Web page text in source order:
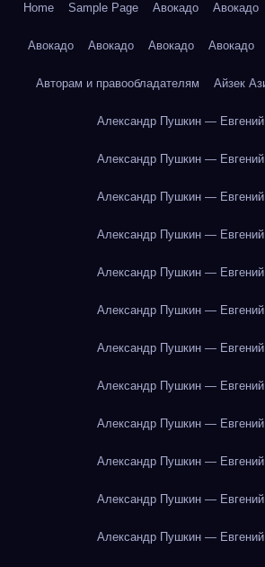
Home Sample Page Авокадо Авокадо
Авокадо Авокадо Авокадо Авокадо
Авторам и правообладателям Айзек
Александр Пушкин — Евгений
Александр Пушкин — Евгений
Александр Пушкин — Евгений
Александр Пушкин — Евгений
Александр Пушкин — Евгений
Александр Пушкин — Евгений
Александр Пушкин — Евгений
Александр Пушкин — Евгений
Александр Пушкин — Евгений
Александр Пушкин — Евгений
Александр Пушкин — Евгений
Александр Пушкин — Евгений